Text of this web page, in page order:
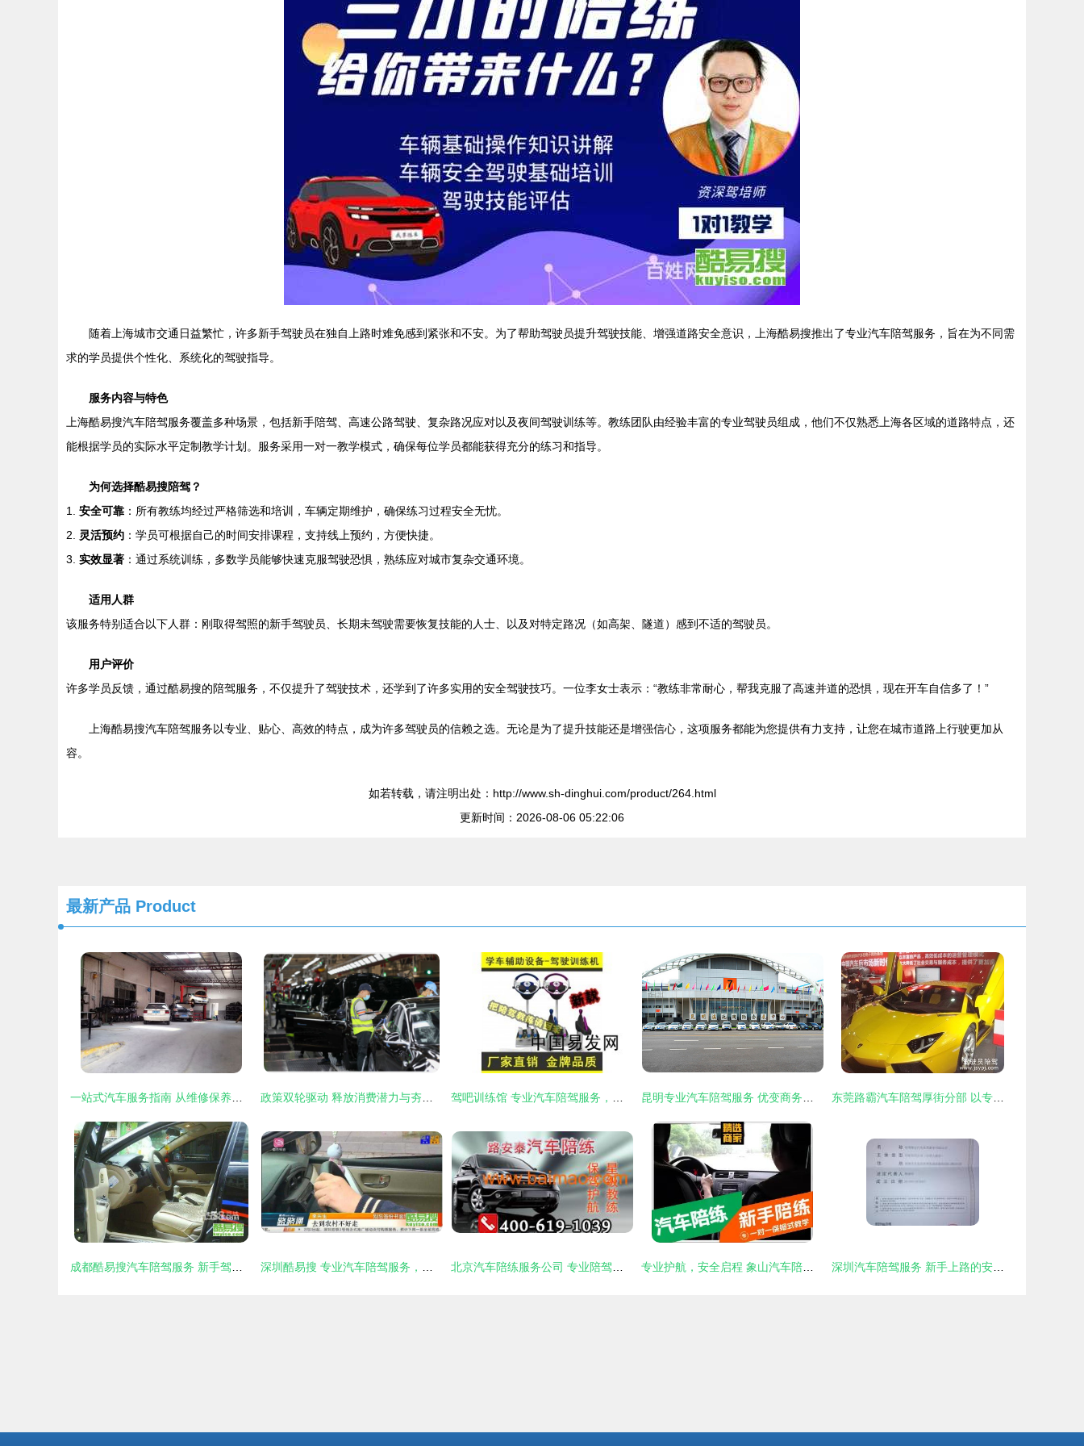
随着上海城市交通日益繁忙，许多新手驾驶员在独自上路时难免感到紧张和不安。为了帮助驾驶员提升驾驶技能、增强道路安全意识，上海酷易搜推出了专业汽车陪驾服务，旨在为不同需
求的学员提供个性化、系统化的驾驶指导。
服务内容与特色
上海酷易搜汽车陪驾服务覆盖多种场景，包括新手陪驾、高速公路驾驶、复杂路况应对以及夜间驾驶训练等。教练团队由经验丰富的专业驾驶员组成，他们不仅熟悉上海各区域的道路特点，还
能根据学员的实际水平定制教学计划。服务采用一对一教学模式，确保每位学员都能获得充分的练习和指导。
为何选择酷易搜陪驾？
1. 安全可靠 ：所有教练均经过严格筛选和培训，车辆定期维护，确保练习过程安全无忧。
2. 灵活预约 ：学员可根据自己的时间安排课程，支持线上预约，方便快捷。
3. 实效显著 ：通过系统训练，多数学员能够快速克服驾驶恐惧，熟练应对城市复杂交通环境。
适用人群
该服务特别适合以下人群：刚取得驾照的新手驾驶员、长期未驾驶需要恢复技能的人士、以及对特定路况（如高架、隧道）感到不适的驾驶员。
用户评价
许多学员反馈，通过酷易搜的陪驾服务，不仅提升了驾驶技术，还学到了许多实用的安全驾驶技巧。一位李女士表示：“教练非常耐心，帮我克服了高速并道的恐惧，现在开车自信多了！”
上海酷易搜汽车陪驾服务以专业、贴心、高效的特点，成为许多驾驶员的信赖之选。无论是为了提升技能还是增强信心，这项服务都能为您提供有力支持，让您在城市道路上行驶更加从
容。
如若转载，请注明出处：http://www.sh-dinghui.com/product/264.html
更新时间：2026-08-06 05:22:06
最新产品 Product